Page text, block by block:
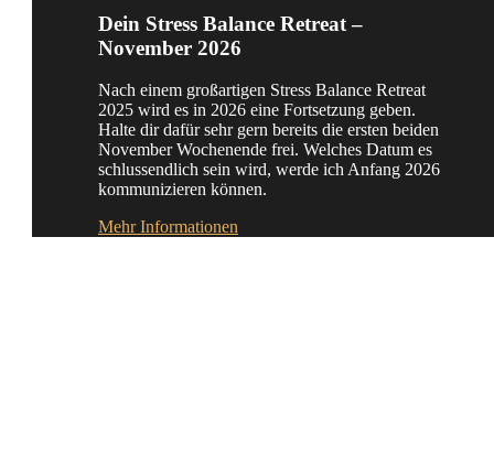
Dein Stress Balance Retreat –
November 2026
Nach einem großartigen Stress Balance Retreat
2025 wird es in 2026 eine Fortsetzung geben.
Halte dir dafür sehr gern bereits die ersten beiden
November Wochenende frei. Welches Datum es
schlussendlich sein wird, werde ich Anfang 2026
kommunizieren können.
Mehr Informationen